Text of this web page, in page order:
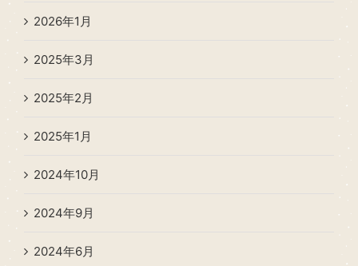
2026年1月
2025年3月
2025年2月
2025年1月
2024年10月
2024年9月
2024年6月